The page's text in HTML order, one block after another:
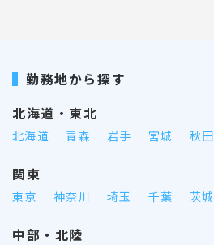
勤務地から探す
北海道・東北
北海道 青森 岩手 宮城 秋田
関東
東京 神奈川 埼玉 千葉 茨城
中部・北陸